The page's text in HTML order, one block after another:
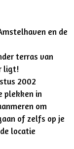
en de
terras van
ligt!
2002
plekken in
om
of zelfs op je
locatie